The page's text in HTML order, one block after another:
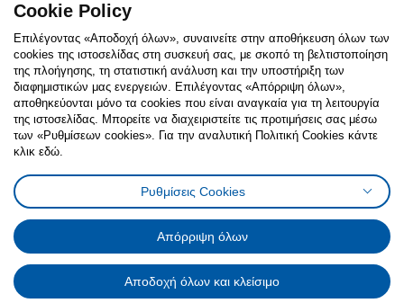
Follow us:
FacebookInstagram
TikTokYoutubePinterestTwitter
Πολιτική CookiesΔήλωση ψηφιακής προσβασιμότητας
Ρυθμίσεις cookiesΌροι Χρήσης
Γενική Πολιτική Προσωπικών Δεδομένων
Πολιτική Προσωπικών Δεδομένων για ΙΚΕΑ.gr
Κώδικας Καταναλωτικής Δεοντολογίας
Cookie Policy
Επιλέγοντας «Αποδοχή όλων», συναινείτε στην αποθήκευση όλων των
cookies της ιστοσελίδας στη συσκευή σας, με σκοπό τη βελτιστοποίηση
της πλοήγησης, τη στατιστική ανάλυση και την υποστήριξη των
διαφημιστικών μας ενεργειών. Επιλέγοντας «Απόρριψη όλων»,
αποθηκεύονται μόνο τα cookies που είναι αναγκαία για τη λειτουργία
της ιστοσελίδας. Μπορείτε να διαχειριστείτε τις προτιμήσεις σας μέσω
των «Ρυθμίσεων cookies». Για την αναλυτική Πολιτική Cookies κάντε
κλικ εδώ.
Ρυθμίσεις Cookies
Απόρριψη όλων
Αποδοχή όλων και κλείσιμο